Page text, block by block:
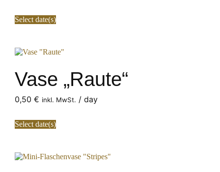
Select date(s)
Vase „Raute“
0,50€ inkl. MwSt. / day
Select date(s)